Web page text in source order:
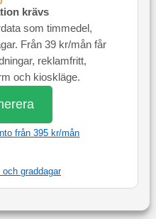
krävs
som timmedel,
Från 39 kr/mån får
reklamfritt,
och kioskläge.
från 395 kr/mån
graddagar